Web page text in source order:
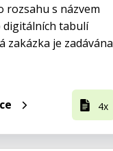
rozsahu s názvem
digitálních tabulí
zakázka je zadávána
4x